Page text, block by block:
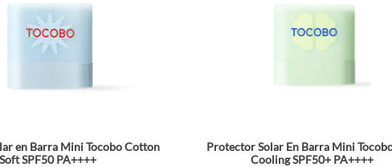
en Barra Mini Tocobo Cotton
Soft SPF50 PA++++
Protector Solar En Barra Mini
Cooling SPF50+ PA++++